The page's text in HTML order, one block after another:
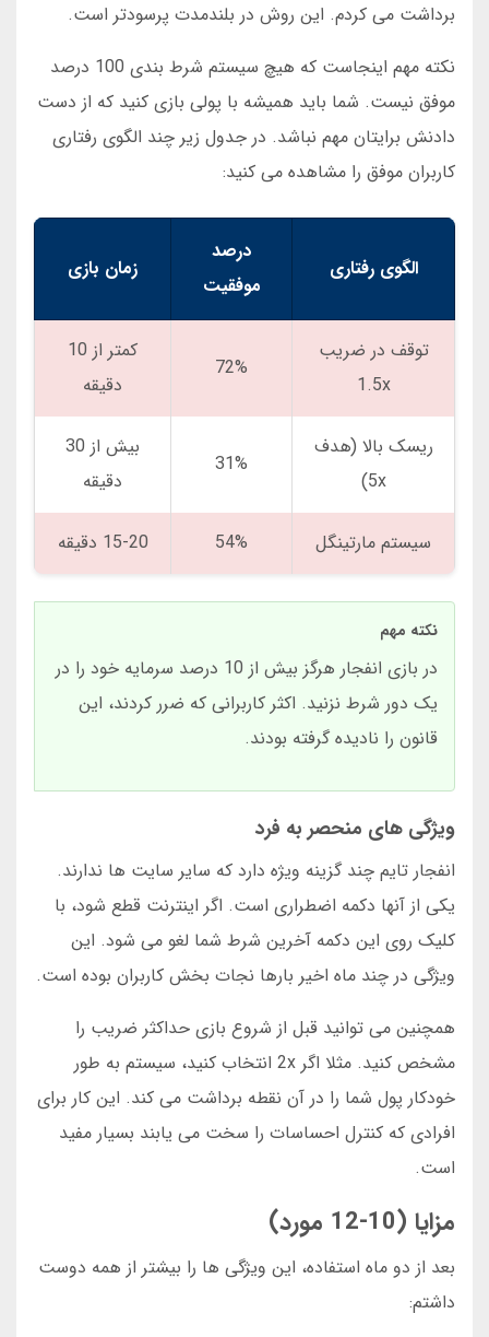
برداشت می کردم. این روش در بلندمدت پرسودتر است.
نکته مهم اینجاست که هیچ سیستم شرط بندی 100 درصد
موفق نیست. شما باید همیشه با پولی بازی کنید که از دست
دادنش برایتان مهم نباشد. در جدول زیر چند الگوی رفتاری
کاربران موفق را مشاهده می کنید:
الگوی رفتاری
درصد
موفقیت
زمان بازی
توقف در ضریب
1.5x
72%
کمتر از 10
دقیقه
ریسک بالا (هدف
5x)
31%
بیش از 30
دقیقه
سیستم مارتینگل 54% 15-20 دقیقه
نکته مهم
در بازی انفجار هرگز بیش از 10 درصد سرمایه خود را در
یک دور شرط نزنید. اکثر کاربرانی که ضرر کردند، این
قانون را نادیده گرفته بودند.
ویژگی های منحصر به فرد
انفجار تایم چند گزینه ویژه دارد که سایر سایت ها ندارند.
یکی از آنها دکمه اضطراری است. اگر اینترنت قطع شود، با
کلیک روی این دکمه آخرین شرط شما لغو می شود. این
ویژگی در چند ماه اخیر بارها نجات بخش کاربران بوده است.
همچنین می توانید قبل از شروع بازی حداکثر ضریب را
مشخص کنید. مثلا اگر 2x انتخاب کنید، سیستم به طور
خودکار پول شما را در آن نقطه برداشت می کند. این کار برای
افرادی که کنترل احساسات را سخت می یابند بسیار مفید
است.
مزایا (10-12 مورد)
بعد از دو ماه استفاده، این ویژگی ها را بیشتر از همه دوست
داشتم: